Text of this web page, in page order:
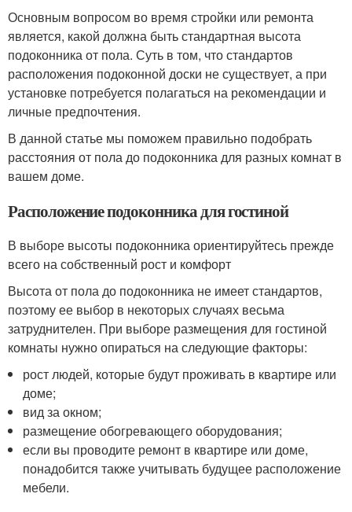
Основным вопросом во время стройки или ремонта
является, какой должна быть стандартная высота
подоконника от пола. Суть в том, что стандартов
расположения подоконной доски не существует, а при
установке потребуется полагаться на рекомендации и
личные предпочтения.
В данной статье мы поможем правильно подобрать
расстояния от пола до подоконника для разных комнат в
вашем доме.
Расположение подоконника для гостиной
В выборе высоты подоконника ориентируйтесь прежде
всего на собственный рост и комфорт
Высота от пола до подоконника не имеет стандартов,
поэтому ее выбор в некоторых случаях весьма
затруднителен. При выборе размещения для гостиной
комнаты нужно опираться на следующие факторы:
рост людей, которые будут проживать в квартире или
доме;
вид за окном;
размещение обогревающего оборудования;
если вы проводите ремонт в квартире или доме,
понадобится также учитывать будущее расположение
мебели.